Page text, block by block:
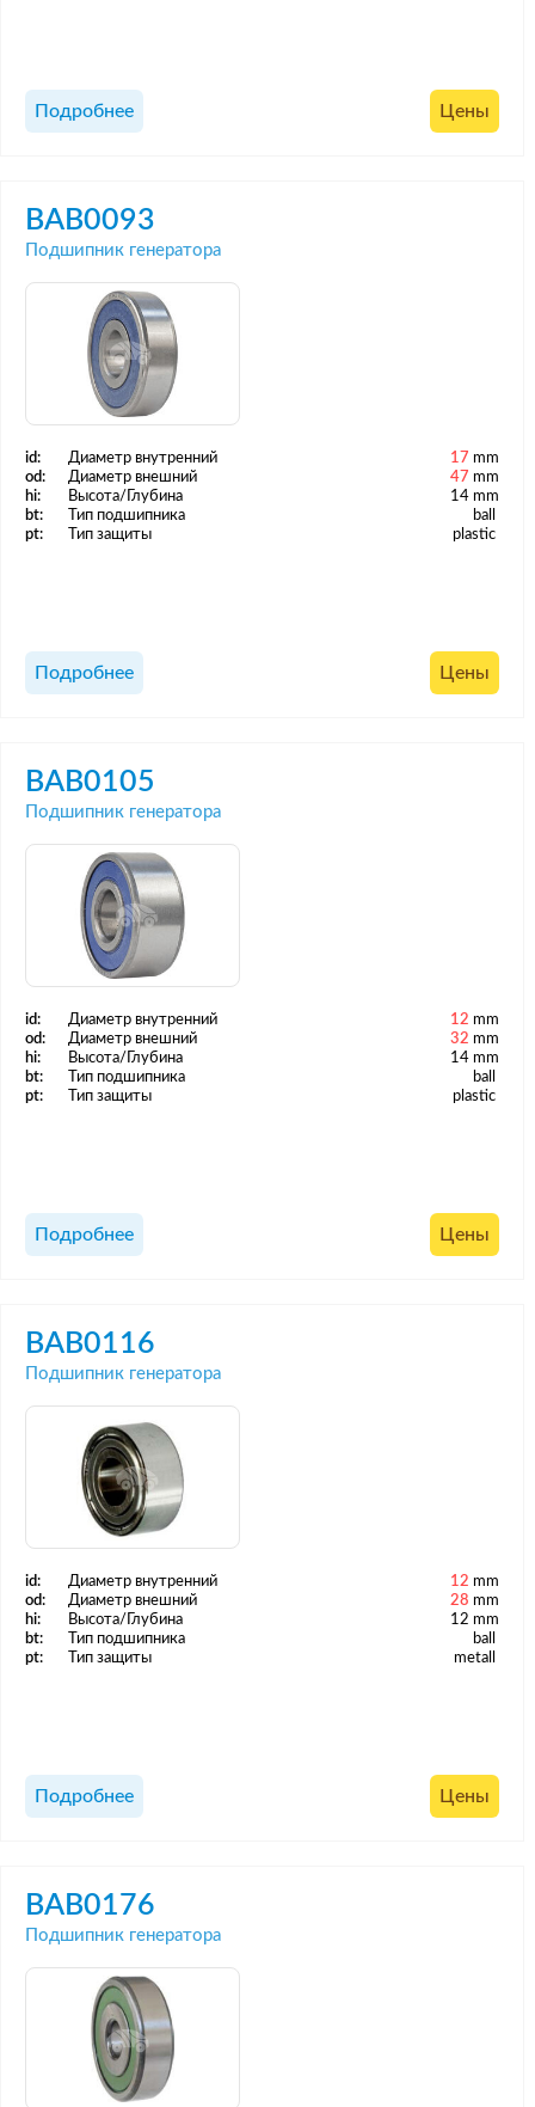
Подробнее Цены
BAB0093
Подшипник генератора
id: Диаметр внутренний 17 mm
od:
Диаметр внешний 47 mm
hi:
Высота/Глубина
14 mm
bt:
Тип подшипника
ball
pt:
Тип защиты plastic
Подробнее Цены
BAB0105
Подшипник генератора
id: Диаметр внутренний 12 mm
od:
Диаметр внешний 32 mm
hi:
Высота/Глубина
14 mm
bt:
Тип подшипника
ball
pt:
Тип защиты plastic
Подробнее Цены
BAB0116
Подшипник генератора
id: Диаметр внутренний 12 mm
od:
Диаметр внешний 28 mm
hi:
Высота/Глубина
12 mm
bt:
Тип подшипника
ball
pt:
Тип защиты metall
Подробнее Цены
BAB0176
Подшипник генератора